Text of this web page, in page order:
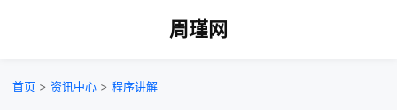
周瑾网
首页 > 资讯中心 > 程序讲解